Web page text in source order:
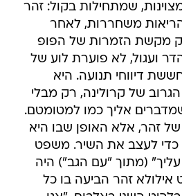
שמתחילות בקול: זהר
משחררות, לאחר
מקשת הזמרות של הפופ
ועגול, לא פוערת לוע של
דיווחי תנועה. היא
של קרולינה, רק מבלי
אליך כמו למטומטם.
זהר, אלא האופן שבו היא
לעצב את השיר. משפט
עליך" (מתוך "עם הגב") היה
אילולא זהר הביעה בו כל